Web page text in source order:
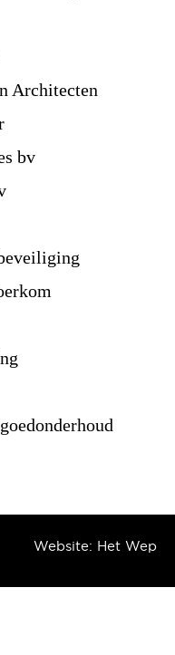
Architecten
bv
Website: Het Wep